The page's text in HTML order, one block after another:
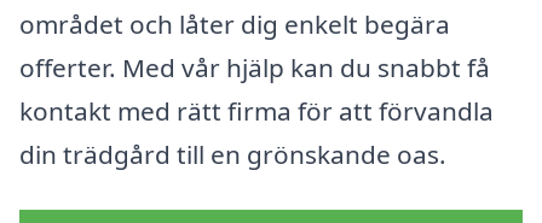
området och låter dig enkelt begära
offerter. Med vår hjälp kan du snabbt få
kontakt med rätt firma för att förvandla
din trädgård till en grönskande oas.